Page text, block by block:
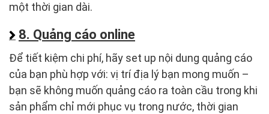
một thời gian dài.
8. Quảng cáo online
Để tiết kiệm chi phí, hãy set up nội dung quảng cáo
của bạn phù hợp với: vị trí địa lý bạn mong muốn –
bạn sẽ không muốn quảng cáo ra toàn cầu trong khi
sản phẩm chỉ mới phục vụ trong nước, thời gian